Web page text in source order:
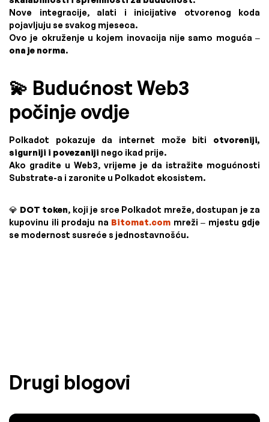
Nove integracije, alati i inicijative otvorenog koda
pojavljuju se svakog mjeseca.
Ovo je okruženje u kojem inovacija nije samo moguća –
ona je norma.
💫 Budućnost Web3
počinje ovdje
Polkadot pokazuje da internet može biti otvoreniji,
sigurniji i povezaniji nego ikad prije.
Ako gradite u Web3, vrijeme je da istražite mogućnosti
Substrate-a i zaronite u Polkadot ekosistem.
💎 DOT token, koji je srce Polkadot mreže, dostupan je za
kupovinu ili prodaju na Bitomat.com mreži – mjestu gdje
se modernost susreće s jednostavnošću.
Drugi blogovi